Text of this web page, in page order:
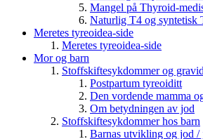
Mangel på Thyroid-
Naturlig T4 og syntetisk
Meretes tyreoidea-side
Meretes tyreoidea-side
Mor og barn
Stoffskiftesykdommer og
Postpartum tyreoiditt
Den vordende mamma
Om betydningen av jod
Stoffskiftesykdommer hos barn
Barnas utvikling og jod /